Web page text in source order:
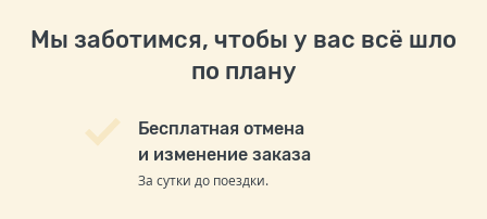
Мы заботимся, чтобы у вас всё шло
по плану
Бесплатная отмена
и изменение заказа
За сутки до поездки.